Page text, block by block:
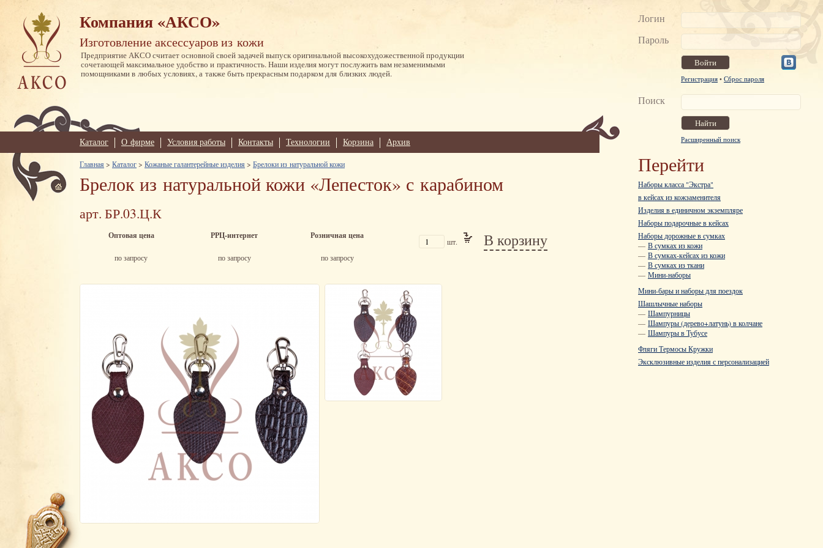
Логин
Пароль
Регистрация • Сброс пароля
Поиск
Расширенный поиск
Перейти
Наборы класса "Экстра"
в кейсах из кожзаменителя
Изделия в единичном экземпляре
Наборы подарочные в кейсах
Наборы дорожные в сумках
— В сумках из кожи
— В сумках-кейсах из кожи
— В сумках из ткани
— Мини-наборы
Мини-бары и наборы для поездок
Шашлычные наборы
— Шампурницы
— Шампуры (дерево+латунь) в колчане
— Шампуры в Тубусе
Фляги Термосы Кружки
Эксклюзивные изделия с персонализацией
Компания «АКСО»
Изготовление аксессуаров из кожи
Предприятие АКСО считает основной своей задачей выпуск оригинальной высокохудожественной продукции
сочетающей максимальное удобство и практичность. Наши изделия могут послужить вам незаменимыми
помощниками в любых условиях, а также быть прекрасным подарком для близких людей.
Каталог О фирме Условия работы Контакты Технологии Корзина Архив
Главная > Каталог> Кожаные галантерейные изделия > Брелоки из натуральной кожи
Брелок из натуральной кожи «Лепесток» с карабином
арт. БР.03.Ц.К
Оптовая цена
по запросу
РРЦ-интернет
по запросу
Розничная цена
по запросу
шт. В корзину